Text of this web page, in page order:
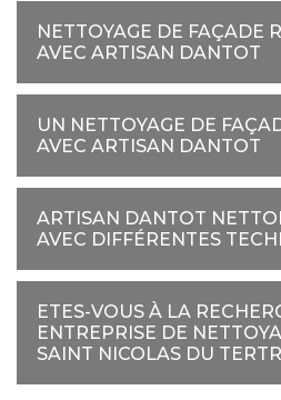
NETTOYAGE DE FAÇADE
AVEC ARTISAN DANTOT
UN NETTOYAGE DE
AVEC ARTISAN DANTOT
ARTISAN DANTOT
AVEC DIFFÉRENTES
ETES-VOUS À LA
ENTREPRISE DE
SAINT NICOLAS DU